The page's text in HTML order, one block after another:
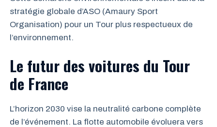
stratégie globale d’ASO (Amaury Sport
Organisation) pour un Tour plus respectueux de
l’environnement.
Le futur des voitures du Tour
de France
L’horizon 2030 vise la neutralité carbone complète
de l’événement. La flotte automobile évoluera vers